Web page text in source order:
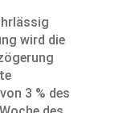
wird die
3 % des